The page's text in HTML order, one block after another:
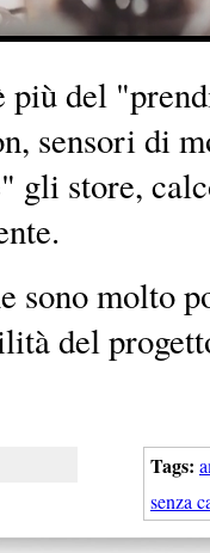
più del
sensori di
store,
sono molto
del
Tags:
senza